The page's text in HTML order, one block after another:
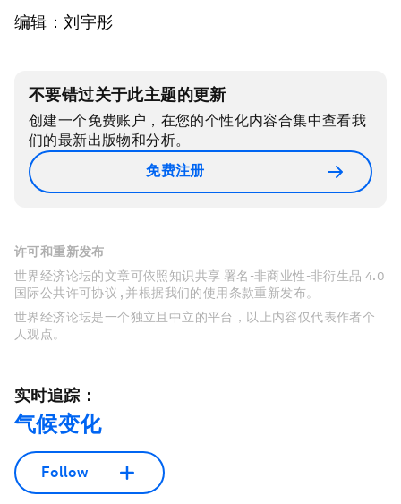
编辑：刘宇彤
不要错过关于此主题的更新
创建一个免费账户，在您的个性化内容合集中查看我
们的最新出版物和分析。
免费注册
许可和重新发布
世界经济论坛的文章可依照知识共享 署名-非商业性-非衍生品 4.0
国际公共许可协议 , 并根据我们的使用条款重新发布。
世界经济论坛是一个独立且中立的平台，以上内容仅代表作者个
人观点。
实时追踪：
气候变化
Follow